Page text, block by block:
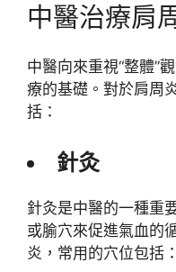
中醫治療肩
中醫向來重視“整體”
療的基礎。對於肩周
括：
針灸
針灸是中醫的一種重
或腧穴來促進氣血的
炎，常用的穴位包括：